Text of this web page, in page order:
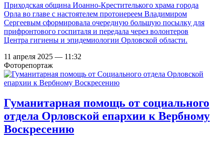
Приходская община Иоанно-Крестителького храма города
Орла во главе с настоятелем протоиереем Владимиром
Сергеевым сформировала очередную большую посылку для
прифронтового госпиталя и передала через волонтеров
Центра гигиены и эпидемиологии Орловской области.
11 апреля 2025 — 11:32
Фоторепортаж
Гуманитарная помощь от социального
отдела Орловской епархии к Вербному
Воскресению